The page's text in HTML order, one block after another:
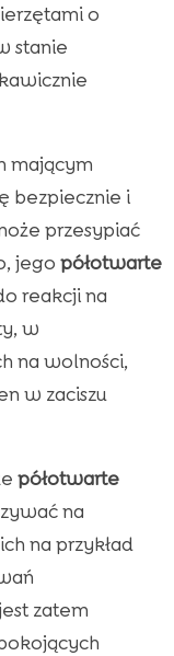
o
stanie
mającym
bezpiecznie i
przesypiać
jego półotwarte
reakcji na
w
na wolności,
w zaciszu
półotwarte
na
na przykład
zatem